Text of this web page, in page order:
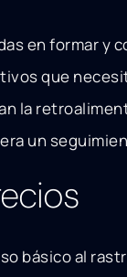
en formar y
que
la
un
básico al